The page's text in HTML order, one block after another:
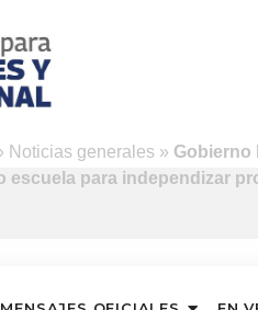
Noticias generales » Gobierno
escuela para independizar